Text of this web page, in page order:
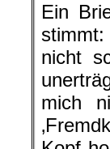
Ein
nicht
mich